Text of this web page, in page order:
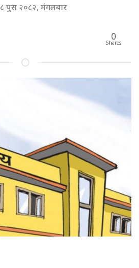
८ पुस २०८२, मंगलबार
0
Shares